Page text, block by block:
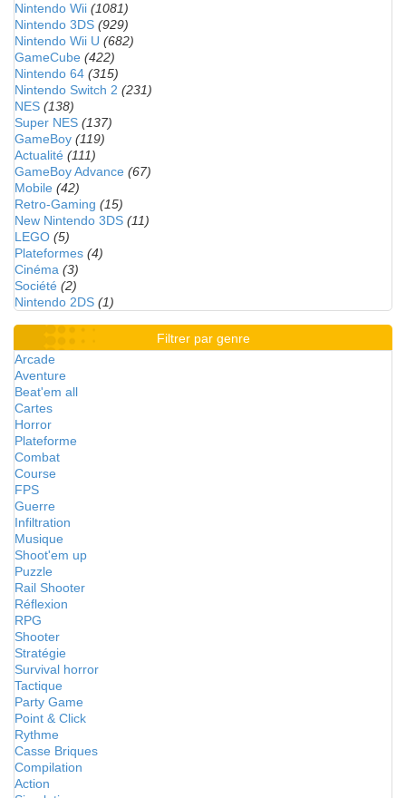
Nintendo Wii (1081)
Nintendo 3DS (929)
Nintendo Wii U (682)
GameCube (422)
Nintendo 64 (315)
Nintendo Switch 2 (231)
NES (138)
Super NES (137)
GameBoy (119)
Actualité (111)
GameBoy Advance (67)
Mobile (42)
Retro-Gaming (15)
New Nintendo 3DS (11)
LEGO (5)
Plateformes (4)
Cinéma (3)
Société (2)
Nintendo 2DS (1)
Filtrer par genre
Arcade
Aventure
Beat'em all
Cartes
Horror
Plateforme
Combat
Course
FPS
Guerre
Infiltration
Musique
Shoot'em up
Puzzle
Rail Shooter
Réflexion
RPG
Shooter
Stratégie
Survival horror
Tactique
Party Game
Point & Click
Rythme
Casse Briques
Compilation
Action